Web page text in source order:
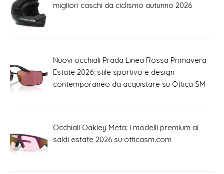
migliori caschi da ciclismo autunno 2026
Nuovi occhiali Prada Linea Rossa Primavera
Estate 2026: stile sportivo e design
contemporaneo da acquistare su Ottica SM
Occhiali Oakley Meta: i modelli premium ai
saldi estate 2026 su otticasm.com